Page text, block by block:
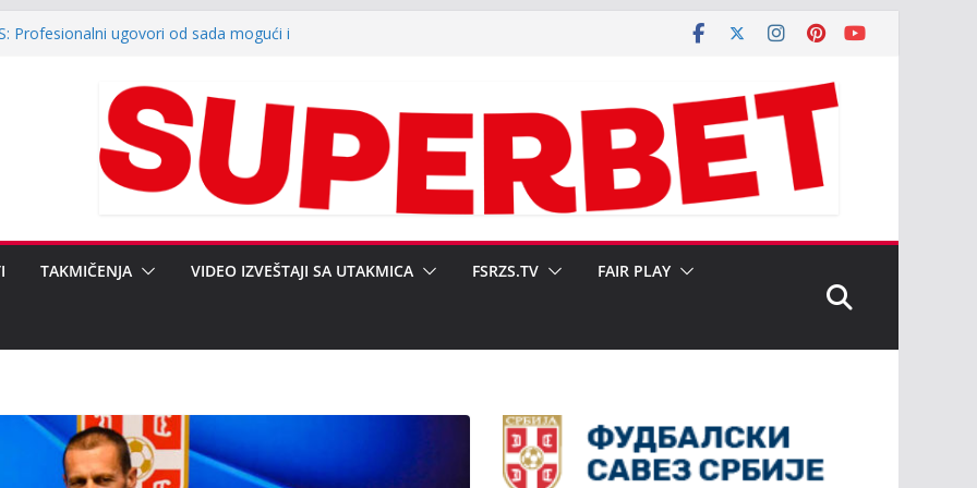
Profesionalni ugovori od sada mogući i
i ulaganja u infrastrukturu
POVODOM REGIONALNOG KUPA
FSRZS NEBOJŠI ŽIVANOVIĆU,
SEKRETARU DARKU
TAKMIČENJA VIDEO IZVEŠTAJI SA UTAKMICA FSRZS.TV FAIR PLAY